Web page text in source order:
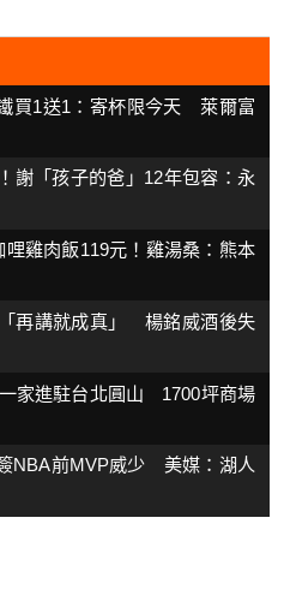
買1送1：寄杯限今天 萊爾富
謝「孩子的爸」12年包容：永
雞肉飯119元！雞湯桑：熊本
再講就成真」 楊銘威酒後失
家進駐台北圓山 1700坪商場
NBA前MVP威少 美媒：湖人